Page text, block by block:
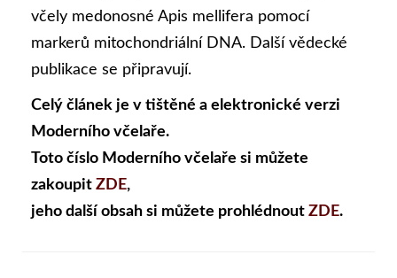
včely medonosné Apis mellifera pomocí
markerů mitochondriální DNA. Další vědecké
publikace se připravují.
Celý článek je v tištěné a elektronické verzi
Moderního včelaře.
Toto číslo Moderního včelaře si můžete
zakoupit ZDE,
jeho další obsah si můžete prohlédnout ZDE.